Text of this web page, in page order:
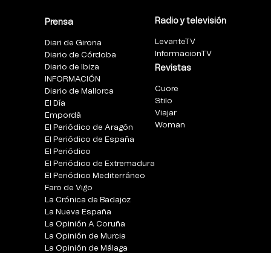
Prensa
Diari de Girona
Diario de Córdoba
Diario de Ibiza
INFORMACIÓN
Diario de Mallorca
El Día
Empordà
El Periódico de Aragón
El Periódico de España
El Periódico
El Periódico de Extremadura
El Periódico Mediterráneo
Faro de Vigo
La Crónica de Badajoz
La Nueva España
La Opinión A Coruña
La Opinión de Murcia
La Opinión de Málaga
Radio y televisión
LevanteTV
InformacionTV
Revistas
Cuore
Stilo
Viajar
Woman